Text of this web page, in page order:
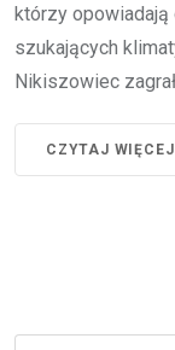
którzy opowiadają
szukających
Nikiszowiec
CZYTAJ WIĘCEJ